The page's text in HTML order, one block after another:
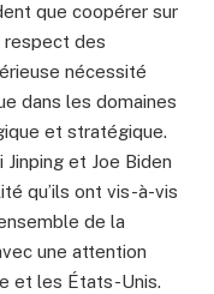
que coopérer sur
respect des
nécessité
dans les domaines
et stratégique.
Jinping et Joe Biden
qu’ils ont vis-à-vis
de la
une attention
et les États-Unis.